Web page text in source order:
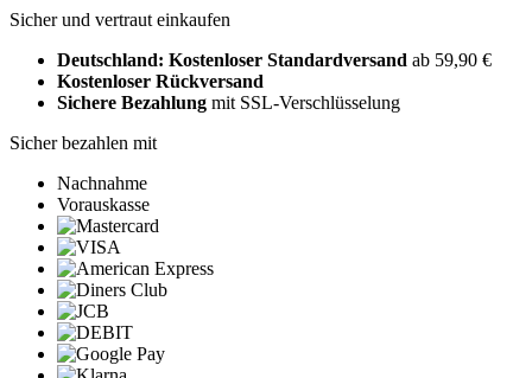
Sicher und vertraut einkaufen
Deutschland: Kostenloser Standardversand ab 59,90 €
Kostenloser Rückversand
Sichere Bezahlung mit SSL-Verschlüsselung
Sicher bezahlen mit
Nachnahme
Vorauskasse